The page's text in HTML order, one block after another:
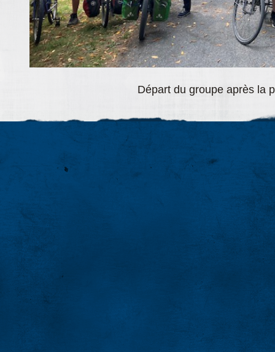
Départ du groupe après la